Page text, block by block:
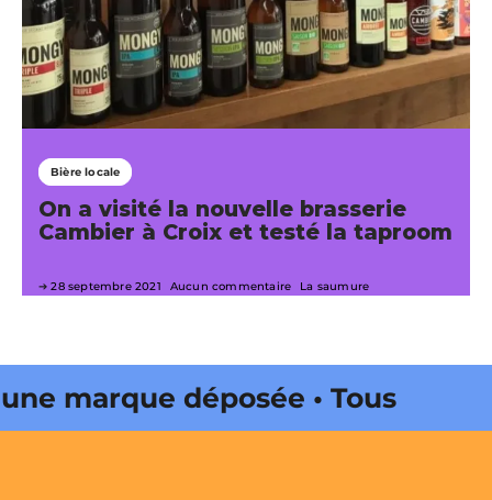
Bière locale
On a visité la nouvelle brasserie
Cambier à Croix et testé la taproom
28 septembre 2021 Aucun commentaire La saumure
marque déposée • Tous droits